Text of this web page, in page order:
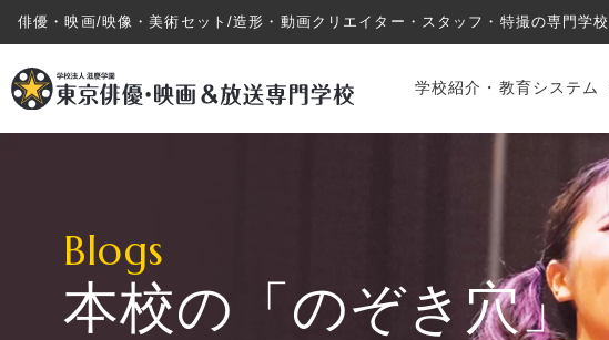
俳優・映画/映像・美術セット/造形・動画クリエイター・スタッフ・特撮の専門学校
学校紹介・教育システム
Blogs
本校の「のぞき穴」